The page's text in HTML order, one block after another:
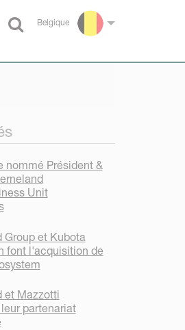
Belgique
Select language
nommé Président &
Unit
Group et Kubota
font l'acquisition de
et Mazzotti
partenariat